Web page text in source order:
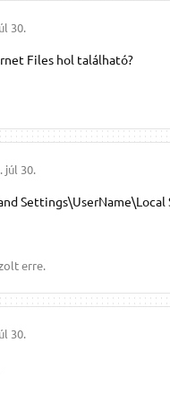
30.
Files hol található?
júl 30.
erre.
30.